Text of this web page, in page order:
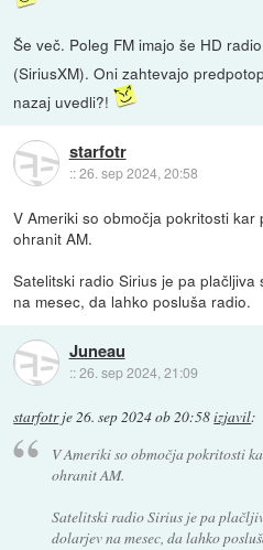
Še več. Poleg FM imajo še HD
(SiriusXM). Oni zahtevajo
nazaj uvedli?!
starfotr
::26. sep 2024, 20:58
V Ameriki so območja pokritosti
ohranit AM.
Satelitski radio Sirius je pa
na mesec, da lahko posluša radio.
Juneau
::26. sep 2024, 21:09
starfotrje26. sep 2024 ob 20:58izjavil:
V Ameriki so območja pokritosti
ohranit AM.
Satelitski radio Sirius je pa
dolarjev na mesec, da lahko